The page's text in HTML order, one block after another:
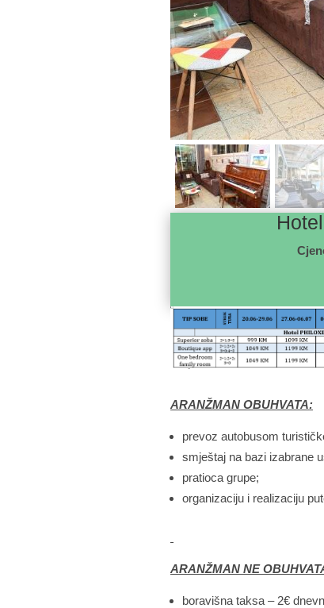
ARANŽMAN OBUHVATA:
prevoz autobusom
smještaj na bazi izabrane
pratioca grupe;
organizaciju i realizaciju
ARANŽMAN NE
boravišna taksa – 2€